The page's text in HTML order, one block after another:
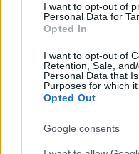
I want to opt-out of
Personal Data for
Opted In
I want to opt-out of
Retention, Sale,
Personal Data that
Purposes for which it
Opted Out
Google consents